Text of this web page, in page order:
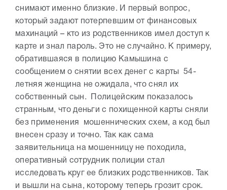
снимают именно близкие. И первый вопрос,
который задают потерпевшим от финансовых
махинаций – кто из родственников имел доступ к
карте и знал пароль. Это не случайно. К примеру,
обратившаяся в полицию Камышина с
сообщением о снятии всех денег с карты 54-
летняя женщина не ожидала, что снял их
собственный сын. Полицейским показалось
странным, что деньги с похищенной карты сняли
без применения мошеннических схем, а код был
внесен сразу и точно. Так как сама
заявительница на мошенницу не походила,
оперативный сотрудник полиции стал
исследовать круг ее близких родственников. Так
и вышли на сына, которому теперь грозит срок.